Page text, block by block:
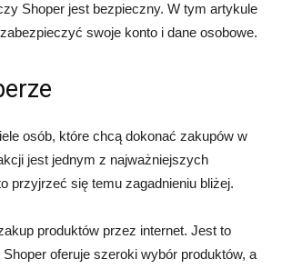
Shoper jest bezpieczny. W tym artykule
swoje konto i dane osobowe.
osób, które chcą dokonać zakupów w
jest jednym z najważniejszych
przyjrzeć się temu zagadnieniu bliżej.
produktów przez internet. Jest to
oferuje szeroki wybór produktów, a